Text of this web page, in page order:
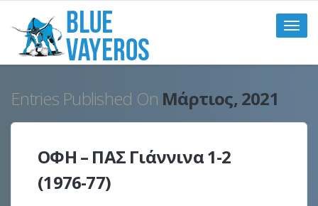
Toggle
Entries Published On Μάρτιος, 2021
ΟΦΗ – ΠΑΣ Γιάννινα 1-2
(1976-77)